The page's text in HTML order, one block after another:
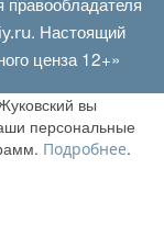
. Настоящий
ценза 12+»
вы
персональные
Подробнее.